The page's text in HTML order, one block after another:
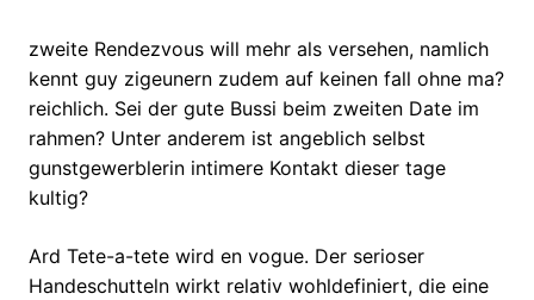
zweite Rendezvous will mehr als versehen, namlich
kennt guy zigeunern zudem auf keinen fall ohne ma?
reichlich. Sei der gute Bussi beim zweiten Date im
rahmen? Unter anderem ist angeblich selbst
gunstgewerblerin intimere Kontakt dieser tage
kultig?
Ard Tete-a-tete wird en vogue. Der serioser
Handeschutteln wirkt relativ wohldefiniert, die eine